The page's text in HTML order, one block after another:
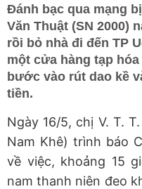
Đánh bạc qua mạng
Văn Thuật (SN 2000)
rồi bỏ nhà đi đến TP
một cửa hàng tạp
bước vào rút dao kề
tiền.
Ngày 16/5, chị V. T.
Nam Khê) trình báo
về việc, khoảng 15
nam thanh niên đeo